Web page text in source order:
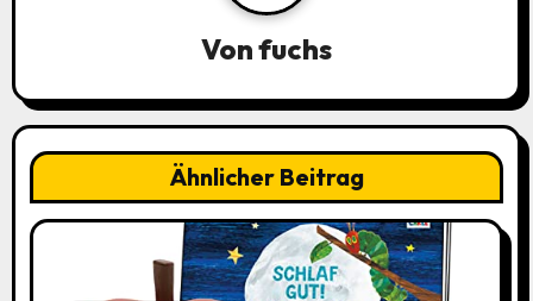
i
n
Vonfuchs
Ähnlicher Beitrag